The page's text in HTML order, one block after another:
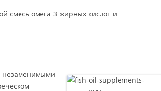
смесь омега-3-жирных кислот и
незаменимыми